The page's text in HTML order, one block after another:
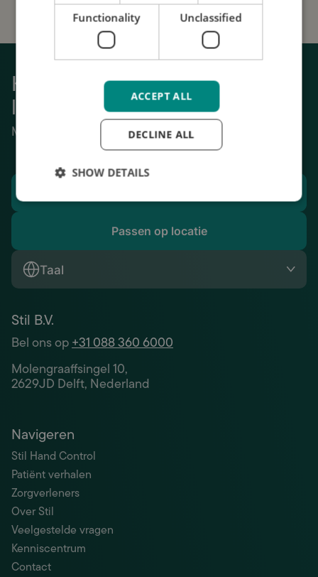
Krijg weer grip op het dagelijks
leven
Mechanische stabilisatie van tremor.
Passen op locatie
Taal
Stil B.V.
Bel ons op+31 088 360 6000
Molengraaffsingel 10,
2629JD Delft, Nederland
Navigeren
Stil Hand Control
Patiënt verhalen
Zorgverleners
Over Stil
Veelgestelde vragen
Kenniscentrum
Contact
Functionality Unclassified
ACCEPT ALL
DECLINE ALL
SHOW DETAILS